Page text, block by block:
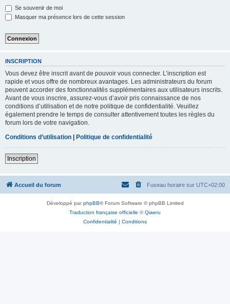
Se souvenir de moi
Masquer ma présence lors de cette session
INSCRIPTION
Vous devez être inscrit avant de pouvoir vous connecter. L’inscription est
rapide et vous offre de nombreux avantages. Les administrateurs du forum
peuvent accorder des fonctionnalités supplémentaires aux utilisateurs inscrits.
Avant de vous inscrire, assurez-vous d’avoir pris connaissance de nos
conditions d’utilisation et de notre politique de confidentialité. Veuillez
également prendre le temps de consulter attentivement toutes les règles du
forum lors de votre navigation.
Conditions d’utilisation | Politique de confidentialité
Inscription
Accueil du forum Fuseau horaire sur UTC+02:00
Développé parphpBB® Forum Software © phpBB Limited
Traduction française officielle ©Qiaeru
Confidentialité | Conditions